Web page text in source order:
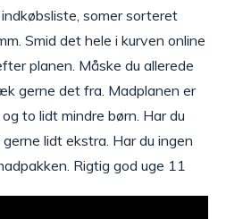
somer sorteret
Smid det hele i kurven online
planen. Måske du allerede
gerne det fra. Madplanen er
to lidt mindre børn. Har du
lidt ekstra. Har du ingen
Rigtig god uge 11